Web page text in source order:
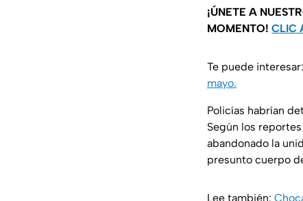
¡ÚNETE A
MOMENTO! CLIC
Te puede interesar:
mayo.
Policías habrían
Según los
abandonado la
presunto cuerpo
Lee también: